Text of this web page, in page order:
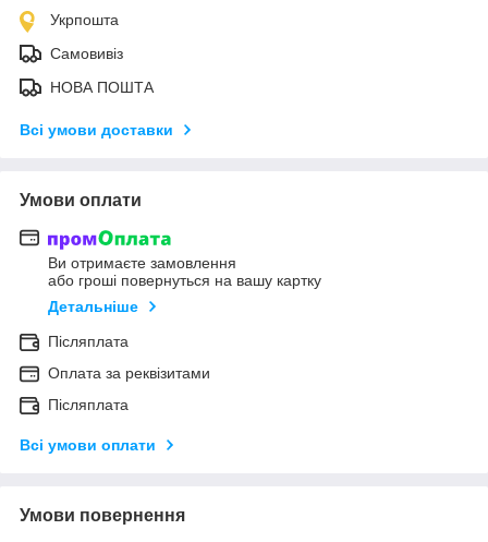
Укрпошта
Самовивіз
НОВА ПОШТА
Всі умови доставки
Умови оплати
Ви отримаєте замовлення
або гроші повернуться на вашу картку
Детальніше
Післяплата
Оплата за реквізитами
Післяплата
Всі умови оплати
Умови повернення